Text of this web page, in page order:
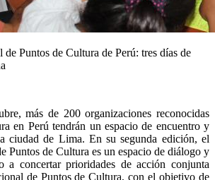
Puntos de Cultura de Perú: tres días de
más de 200 organizaciones reconocidas
en Perú tendrán un espacio de encuentro y
ciudad de Lima. En su segunda edición, el
Puntos de Cultura es un espacio de diálogo y
a concertar prioridades de acción conjunta
de Puntos de Cultura, con el objetivo de